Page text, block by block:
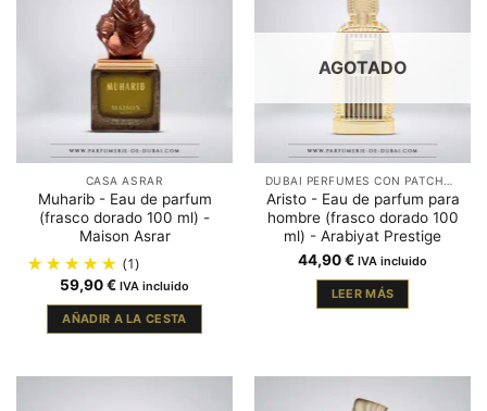
CASA ASRAR
Muharib - Eau de parfum
(frasco dorado 100 ml) -
Maison Asrar
(1)
59,90€ IVA incluido
AÑADIR A LA CESTA
AGOTADO
Aristo - Eau de parfum para
hombre (frasco dorado 100
ml) - Arabiyat Prestige
44,90€ IVA incluido
LEER MÁS